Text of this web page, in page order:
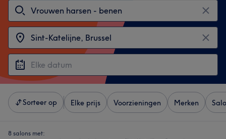
Sorteer op Elke prijs Voorzieningen Merken
8 salons met: